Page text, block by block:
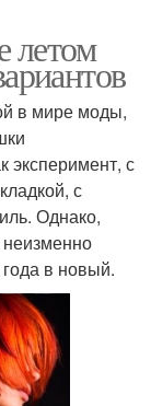
летом
в мире моды,
эксперимент, с
с
Однако,
неизменно
в новый.